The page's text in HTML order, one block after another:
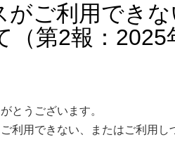
がご利用でき
第2報：2025
とうございます。
利用できない、またはご利用し